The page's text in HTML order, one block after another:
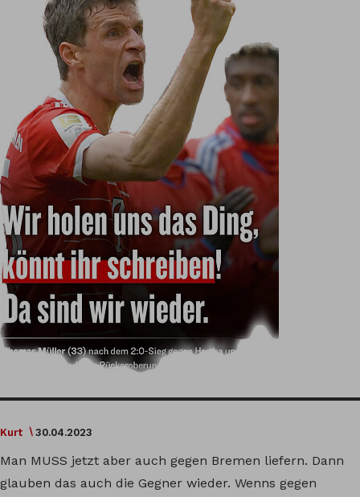
Kurt 30.04.2023
Man MUSS jetzt aber auch gegen Bremen liefern. Dann
glauben das auch die Gegner wieder. Wenns gegen